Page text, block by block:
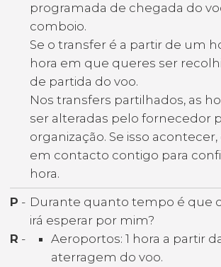
programada de chegada do
comboio.
Se o transfer é a partir de um
hora em que queres ser
de partida do voo.
Nos transfers partilhados, as
ser alteradas pelo fornecedor
organização. Se isso
em contacto contigo para
hora.
P - Durante quanto tempo é que
irá esperar por mim?
R -
Aeroportos: 1 hora a partir
aterragem do voo.